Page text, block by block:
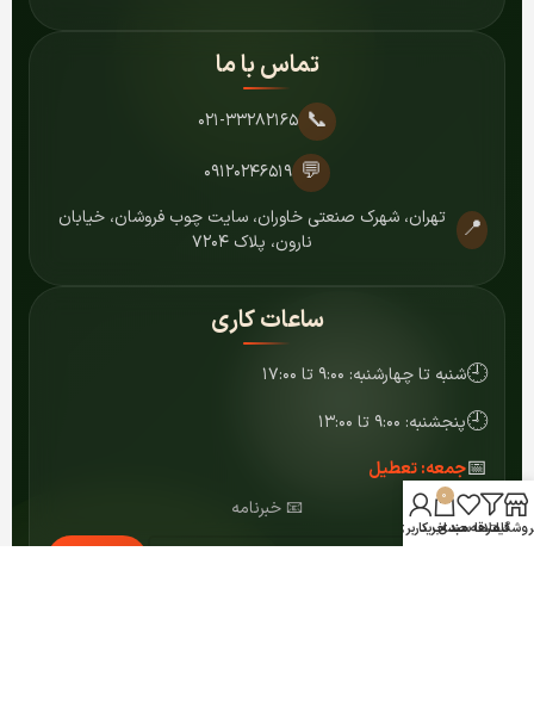
تماس با ما
📞 ۰۲۱-۳۳۲۸۲۱۶۵
💬 ۰۹۱۲۰۲۴۶۵۱۹
📍
تهران، شهرک صنعتی خاوران، سایت چوب فروشان، خیابان
نارون، پلاک ۷۲۰۴
ساعات کاری
🕘شنبه تا چهارشنبه: ۹:۰۰ تا ۱۷:۰۰
🕘پنجشنبه: ۹:۰۰ تا ۱۳:۰۰
📅جمعه: تعطیل
📧 خبرنامه
فیلترها
علاقه مندی
0
سبد خرید
حساب کاربری من